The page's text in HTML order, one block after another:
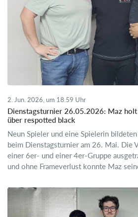
2. Jun. 2026, um 18.59 Uhr
Dienstagsturnier 26.05.2026: Maz holt
über respotted black
Neun Spieler und eine Spielerin
beim Dienstagsturnier am 26. Mai. Die
einer 6er- und einer 4er-Gruppe
und ohne Frameverlust konnte Maz